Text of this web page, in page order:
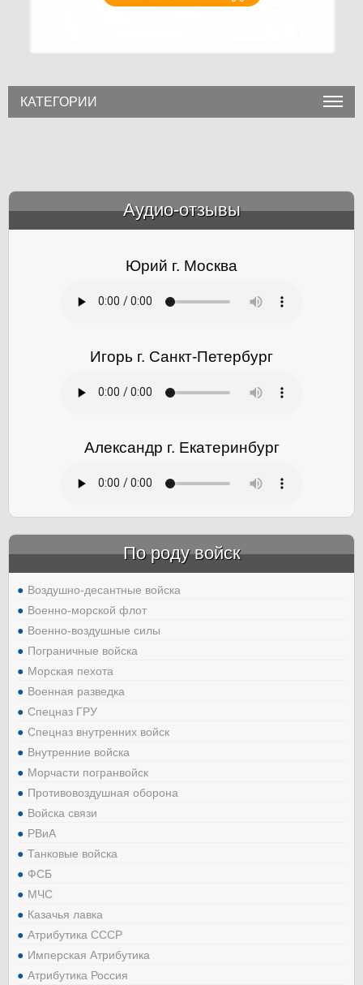
КАТЕГОРИИ
Аудио-отзывы
Юрий г. Москва
Игорь г. Санкт-Петербург
Александр г. Екатеринбург
По роду войск
Воздушно-десантные войска
Военно-морской флот
Военно-воздушные силы
Пограничные войска
Морская пехота
Военная разведка
Спецназ ГРУ
Спецназ внутренних войск
Внутренние войска
Морчасти погранвойск
Противовоздушная оборона
Войска связи
РВиА
Танковые войска
ФСБ
МЧС
Казачья лавка
Атрибутика СССР
Имперская Атрибутика
Атрибутика Россия